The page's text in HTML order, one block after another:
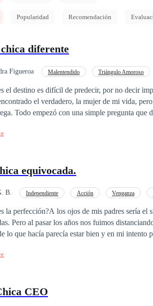
Popularidad Recomendación
diferente
Figueroa Malentendido Triángulo Amoroso
es difícil de predecir, por no decir imposible. Después de un amor fallido
el verdadero, la mujer de mi vida, pero no fue así. Mi vida da un giro
creí que era mi todo. Una pregunta
equivocada.
B. Independiente Acción Venganza
la perfección?A los ojos de mis padres sería
Pero al pasar los años nos fuimos
lo que hacía parecía estar bien y en mi intento
no es solo porque sean tan diferentes, es por
crece y se convierte en algo más? ¿Cuándo
CEO